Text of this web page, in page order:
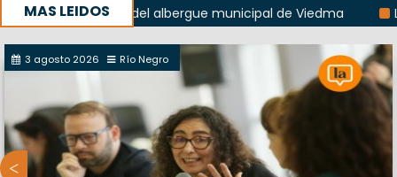
MAS LEIDOS
del albergue municipal de Viedma La Unesco
con un encuentro provincial en Roca
3 agosto 2026 Río Negro